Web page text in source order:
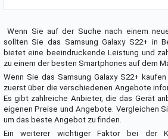
Wenn Sie auf der Suche nach einem
sollten Sie das Samsung Galaxy S22+ in
bietet eine beeindruckende Leistung und
zu einem der besten Smartphones auf dem
Wenn Sie das Samsung Galaxy S22+
zuerst über die verschiedenen Angebote
Es gibt zahlreiche Anbieter, die das Gerät
eigenen Preise und Angebote. Vergleichen
um das beste Angebot zu finden.
Ein weiterer wichtiger Faktor bei der